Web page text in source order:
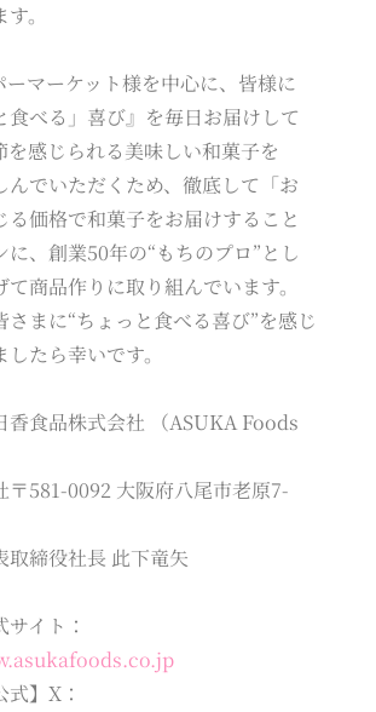
。
ーマーケット様を中心に、皆様に
食べる」喜び』を毎日お届けして
を感じられる美味しい和菓子を
んでいただくため、徹底して「お
る価格で和菓子をお届けすること
に、創業50年の“もちのプロ”とし
商品作りに取り組んでいます。
さまに“ちょっと食べる喜び”を感じ
たら幸いです。
香食品株式会社 （ASUKA Foods
〒581-0092 大阪府八尾市老原7-
取締役社長 此下竜矢
イト：
】X：